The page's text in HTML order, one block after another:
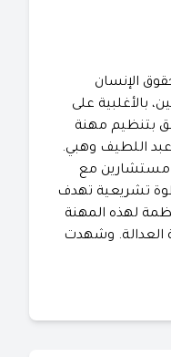
الإنسان
بالأغلبية على
رقم 16.22 المتعلق بتنظيم مهنة
اللطيف وهبي.
مستشارين مع
تشريعية تهدف
لهذه المهنة
العدالة. ​وشهدت